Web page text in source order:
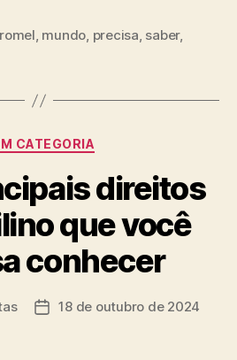
, mundo, precisa, saber,
Categorias
CATEGORIA
direitos
que você
conhecer
Data18 de outubro de 2024